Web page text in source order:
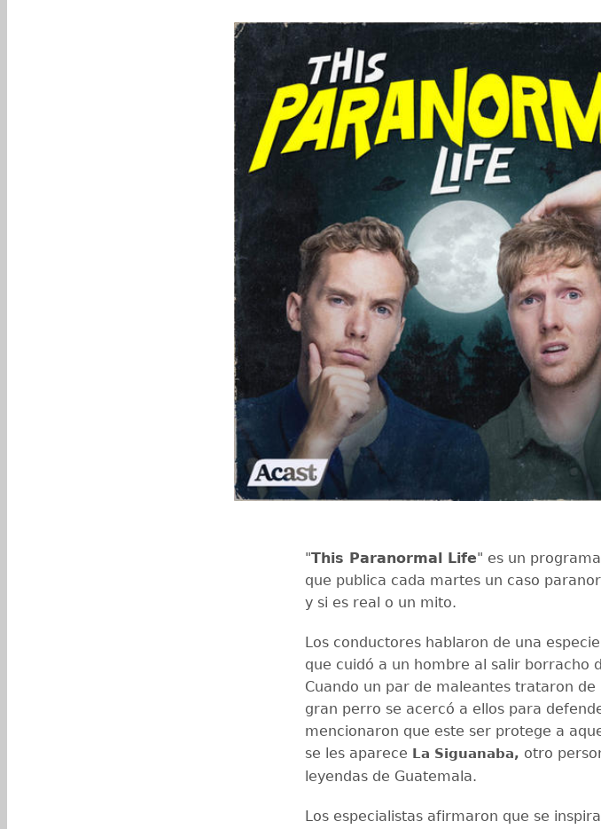
"This Paranormal Life" es un
que publica cada martes un caso
y si es real o un mito.
Los conductores hablaron de una
que cuidó a un hombre al salir borracho
Cuando un par de maleantes trataron de
gran perro se acercó a ellos para
mencionaron que este ser protege a
se les aparece La Siguanaba, otro
leyendas de Guatemala.
Los especialistas afirmaron que se